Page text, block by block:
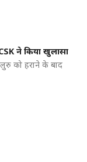
ने किया खुलासा
को हराने के बाद